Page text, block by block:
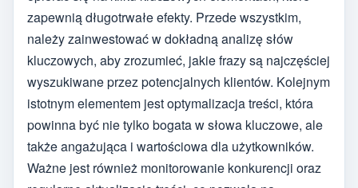
zapewnią długotrwałe efekty. Przede wszystkim,
należy zainwestować w dokładną analizę słów
kluczowych, aby zrozumieć, jakie frazy są najczęściej
wyszukiwane przez potencjalnych klientów. Kolejnym
istotnym elementem jest optymalizacja treści, która
powinna być nie tylko bogata w słowa kluczowe, ale
także angażująca i wartościowa dla użytkowników.
Ważne jest również monitorowanie konkurencji oraz